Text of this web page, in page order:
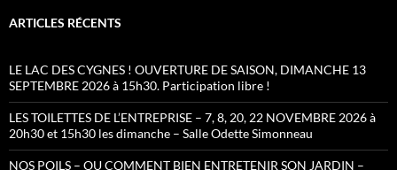
ARTICLES RÉCENTS
LE LAC DES CYGNES ! OUVERTURE DE SAISON, DIMANCHE 13
SEPTEMBRE 2026 à 15h30. Participation libre !
LES TOILETTES DE L’ENTREPRISE – 7, 8, 20, 22 NOVEMBRE 2026 à
20h30 et 15h30 les dimanche – Salle Odette Simonneau
NOS POILS – OU COMMENT BIEN ENTRETENIR SON JARDIN –